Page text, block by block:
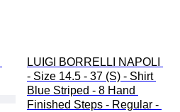
LUIGI BORRELLI NAPOLI
- Size 14.5 - 37 (S) - Shirt
Blue Striped - 8 Hand
Finished Steps - Regular -